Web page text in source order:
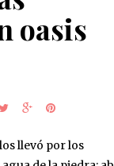
oasis
llevó por los